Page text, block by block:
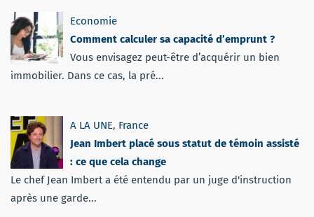
Economie
Comment calculer sa capacité d’emprunt ?
Vous envisagez peut-être d’acquérir un bien
immobilier. Dans ce cas, la pré...
A LA UNE, France
Jean Imbert placé sous statut de témoin assisté
: ce que cela change
Le chef Jean Imbert a été entendu par un juge d'instruction
après une garde...